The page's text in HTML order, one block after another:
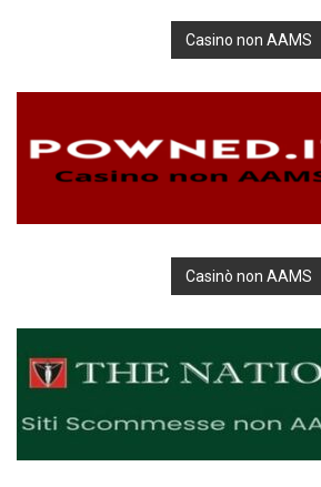
Casino non AAMS
Casinò non AAMS